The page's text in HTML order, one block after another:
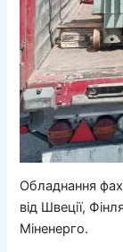
Обладнання
від Швеції,
Міненерго.